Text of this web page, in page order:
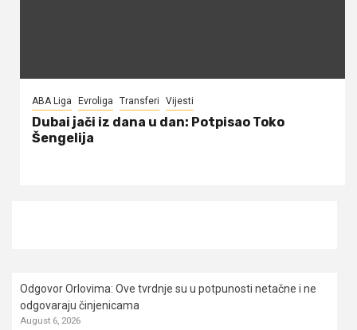
ABA Liga Evroliga Transferi Vijesti
Dubai jači iz dana u dan: Potpisao Toko
Šengelija
Odgovor Orlovima: ​Ove tvrdnje su u potpunosti netačne i ne
odgovaraju činjenicama
August 6, 2026